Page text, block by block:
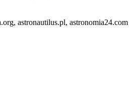
astronautilus.pl, astronomia24.com